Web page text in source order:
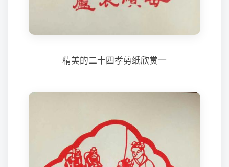
精美的二十四孝剪纸欣赏一